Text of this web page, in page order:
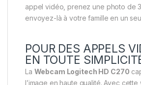
appel vidéo, prenez une photo de
envoyez-là à votre famille en un
POUR DES APPELS
EN TOUTE
La Webcam Logitech HD C270
l’image en haute qualité. Avec